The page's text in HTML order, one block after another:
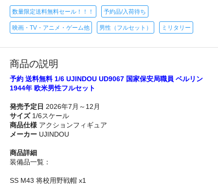
数量限定送料無料セール！！！ 予約品/入荷待ち
映画・TV・アニメ・ゲーム他 男性（フルセット） ミリタリー
商品の説明
予約 送料無料 1/6 UJINDOU UD9067 国家保安局職員 ベルリン
1944年 欧米男性フルセット
発売予定日 2026年7月～12月
サイズ1/6スケール
商品仕様 アクションフィギュア
メーカー UJINDOU
商品詳細
装備品一覧：
SS M43 将校用野戦帽 x1